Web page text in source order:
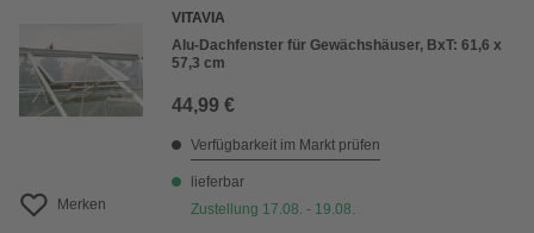
Merken
VITAVIA
Alu-Dachfenster für Gewächshäuser, BxT: 61,6 x
57,3 cm
44,99 €
Verfügbarkeit im Markt prüfen
lieferbar
Zustellung 17.08. - 19.08.